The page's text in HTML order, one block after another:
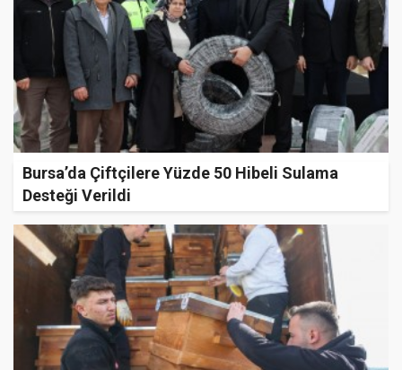
Bursa’da Çiftçilere Yüzde 50 Hibeli Sulama
Desteği Verildi